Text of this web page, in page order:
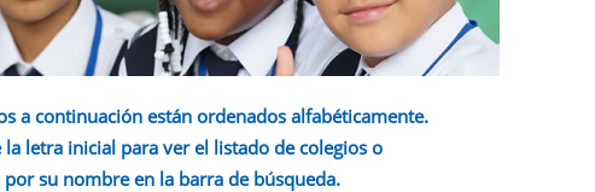
a continuación están ordenados alfabéticamente.
la letra inicial para ver el listado de colegios o
por su nombre en la barra de búsqueda.